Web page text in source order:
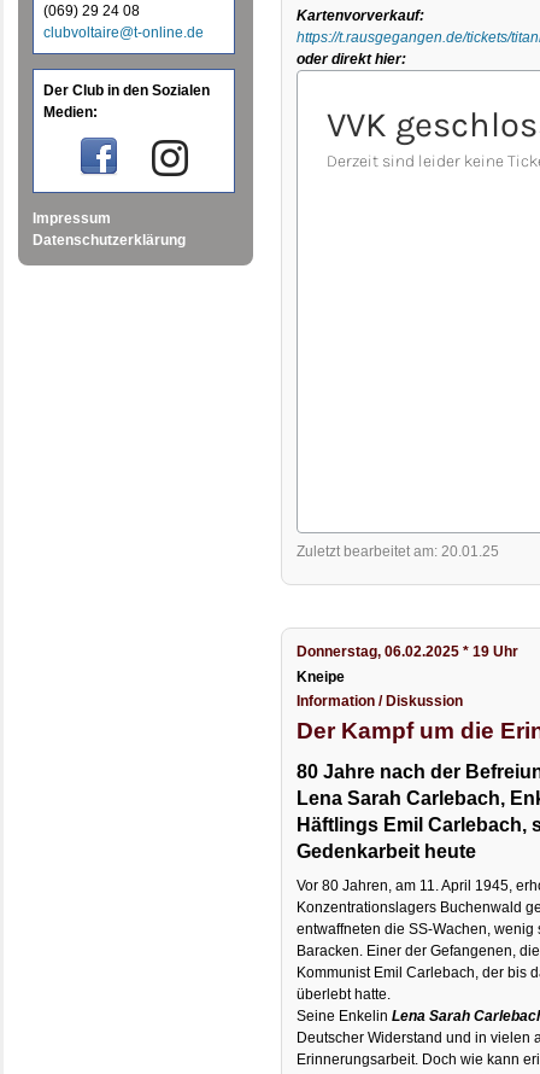
(069) 29 24 08
clubvoltaire@t-online.de
Der Club in den Sozialen
Medien:
Impressum
Datenschutzerklärung
Kartenvorverkauf:
https://t.rausgegangen.de/tickets/
oder direkt hier:
Zuletzt bearbeitet am: 20.01.25
Donnerstag, 06.02.2025 * 19 Uhr
Kneipe
Information / Diskussion
Der Kampf um die
80 Jahre nach der
Lena Sarah Carlebach,
Häftlings Emil Carlebach,
Gedenkarbeit heute
Vor 80 Jahren, am 11. April 1945,
Konzentrationslagers Buchenwald
entwaffneten die SS-Wachen,
Baracken. Einer der Gefangenen,
Kommunist Emil Carlebach, der bis
überlebt hatte.
Seine EnkelinLena Sarah
Deutscher Widerstand und in vielen
Erinnerungsarbeit. Doch wie kann